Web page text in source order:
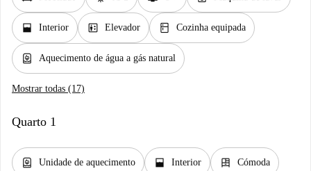
window_open Interior elevator Elevador kitchen Cozinha equipada
water_heater Aquecimento de água a gás natural
Mostrar todas (17)
Quarto 1
water_heater Unidade de aquecimento window_open Interior dresser Cómoda